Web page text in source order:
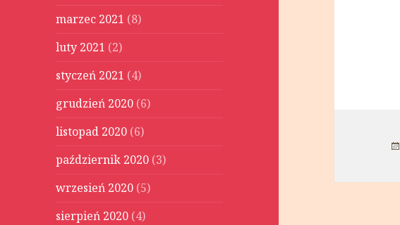
marzec 2021 (8)
luty 2021 (2)
styczeń 2021 (4)
grudzień 2020 (6)
listopad 2020 (6)
październik 2020 (3)
wrzesień 2020 (5)
sierpień 2020 (4)